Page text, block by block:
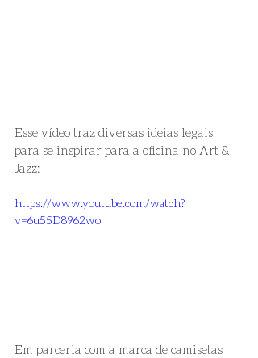
Esse vídeo traz diversas ideias legais
para se inspirar para a oficina no Art &
Jazz:
https://www.youtube.com/watch?
v=6u55D8962wo
Em parceria com a marca de camisetas